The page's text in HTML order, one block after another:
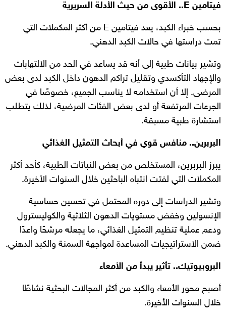
فيتامين E.. الأقوى من حيث الأدلة السريرية
بحسب خبراء الكبد، يعد فيتامين E من أكثر المكملات التي
تمت دراستها في حالات الكبد الدهني.
وتشير بيانات طبية إلى أنه قد يساعد في الحد من الالتهابات
والإجهاد التأكسدي وتقليل تراكم الدهون داخل الكبد لدى بعض
المرضى. إلا أن استخدامه لا يناسب الجميع، خصوصًا في
الجرعات المرتفعة أو لدى بعض الفئات المرضية، لذلك يتطلب
استشارة طبية مسبقة.
البربرين.. منافس قوي في أبحاث التمثيل الغذائي
يبرز البربرين، المستخلص من بعض النباتات الطبية، كأحد أكثر
المكملات التي لفتت انتباه الباحثين خلال السنوات الأخيرة.
وتشير الدراسات إلى دوره المحتمل في تحسين حساسية
الإنسولين وخفض مستويات الدهون الثلاثية والكوليسترول
ودعم عملية تنظيم التمثيل الغذائي، ما يجعله مرشحًا واعدًا
ضمن الاستراتيجيات المساعدة لمواجهة السمنة والكبد الدهني.
البروبيوتيك.. تأثير يبدأ من الأمعاء
أصبح محور الأمعاء والكبد من أكثر المجالات البحثية نشاطًا
خلال السنوات الأخيرة.